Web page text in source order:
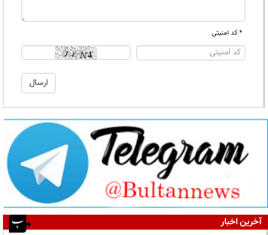
* کد امنیتی
آخرین اخبار